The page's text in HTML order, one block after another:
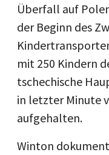
Überfall auf
der Beginn des
mit 250 Kindern
tschechische
in letzter Minute
aufgehalten.
Winton